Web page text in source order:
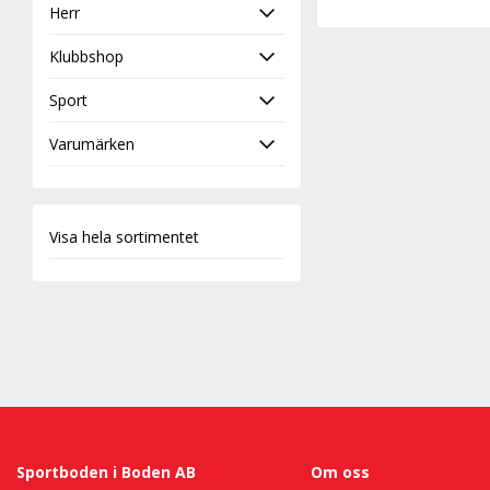
Herr
Klubbshop
Sport
Varumärken
Visa hela sortimentet
Sportboden i Boden AB Om oss